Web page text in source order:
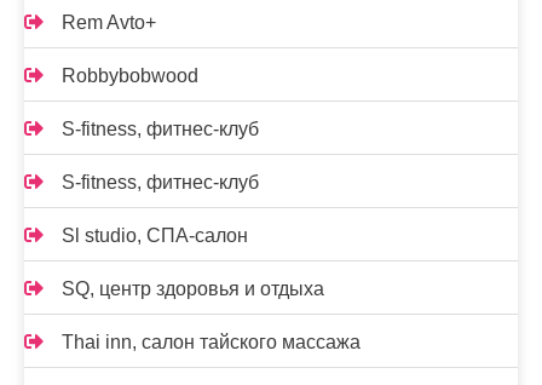
Rem Avto+
Robbybobwood
S-fitness, фитнес-клуб
S-fitness, фитнес-клуб
Sl studio, СПА-салон
SQ, центр здоровья и отдыха
Thai inn, салон тайского массажа